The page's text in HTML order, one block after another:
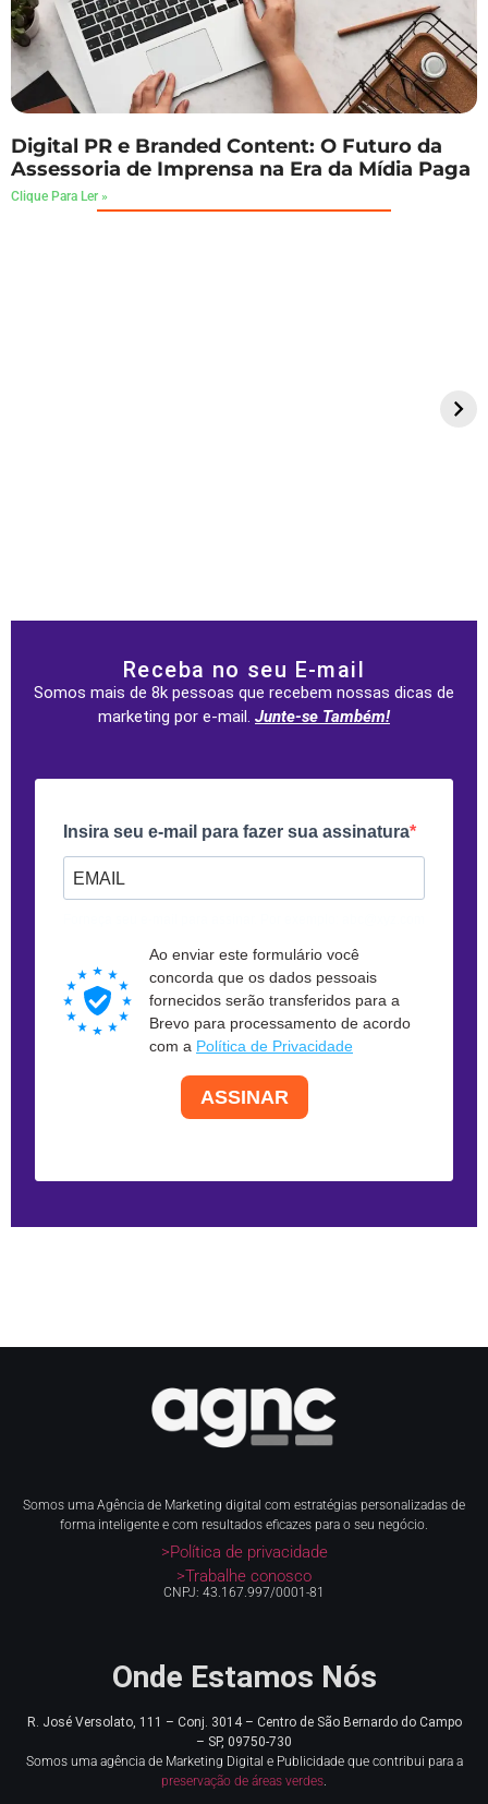
Digital PR e Branded Content: O Futuro da
Assessoria de Imprensa na Era da Mídia Paga
Clique Para Ler »
Receba no seu E-mail
Somos mais de 8k pessoas que recebem nossas dicas de
marketing por e-mail. Junte-se Também!
Insira seu e-mail para fazer sua assinatura
Ao enviar este formulário você
concorda que os dados pessoais
fornecidos serão transferidos para a
Brevo para processamento de acordo
com a Política de Privacidade
ASSINAR
Somos uma Agência de Marketing digital com estratégias personalizadas de
forma inteligente e com resultados eficazes para o seu negócio.
>Política de privacidade
>Trabalhe conosco
CNPJ: 43.167.997/0001-81
Onde Estamos Nós
R. José Versolato, 111 – Conj. 3014 – Centro de São Bernardo do Campo
– SP, 09750-730
Somos uma agência de Marketing Digital e Publicidade que contribui para a
preservação de áreas verdes.